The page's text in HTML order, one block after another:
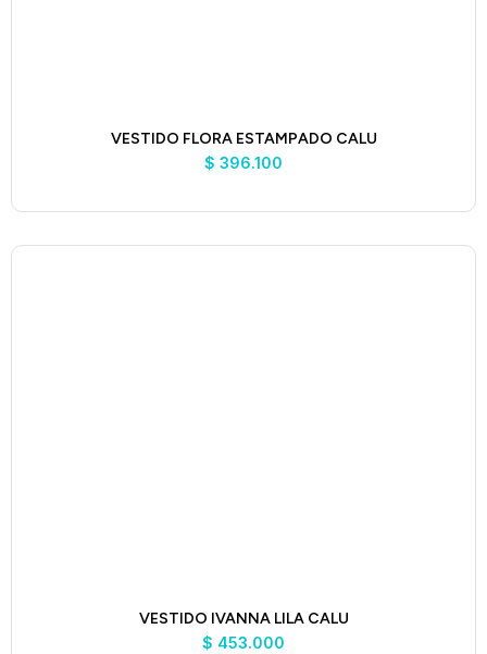
VESTIDO FLORA ESTAMPADO CALU
$ 396.100
VESTIDO IVANNA LILA CALU
$ 453.000